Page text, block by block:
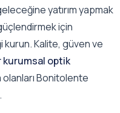
yatırım yapmak
için
Kalite, güven ve
kurumsal optik
olanları Bonitolente